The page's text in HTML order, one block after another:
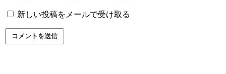
新しい投稿をメールで受け取る